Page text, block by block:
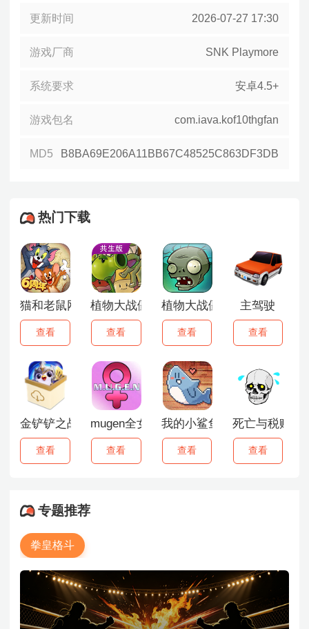
更新时间 2026-07-27 17:30
游戏厂商 SNK Playmore
系统要求 安卓4.5+
游戏包名 com.iava.kof10thgfan
MD5 B8BA69E206A11BB67C48525C863DF3DB
热门下载
猫和老鼠网易版
查看
植物大战僵尸共生版2.0
查看
植物大战僵尸1原版
查看
主驾驶
查看
金铲铲之战云游戏
查看
mugen全女格斗
查看
我的小鲨鱼
查看
死亡与税赋
查看
专题推荐
拳皇格斗